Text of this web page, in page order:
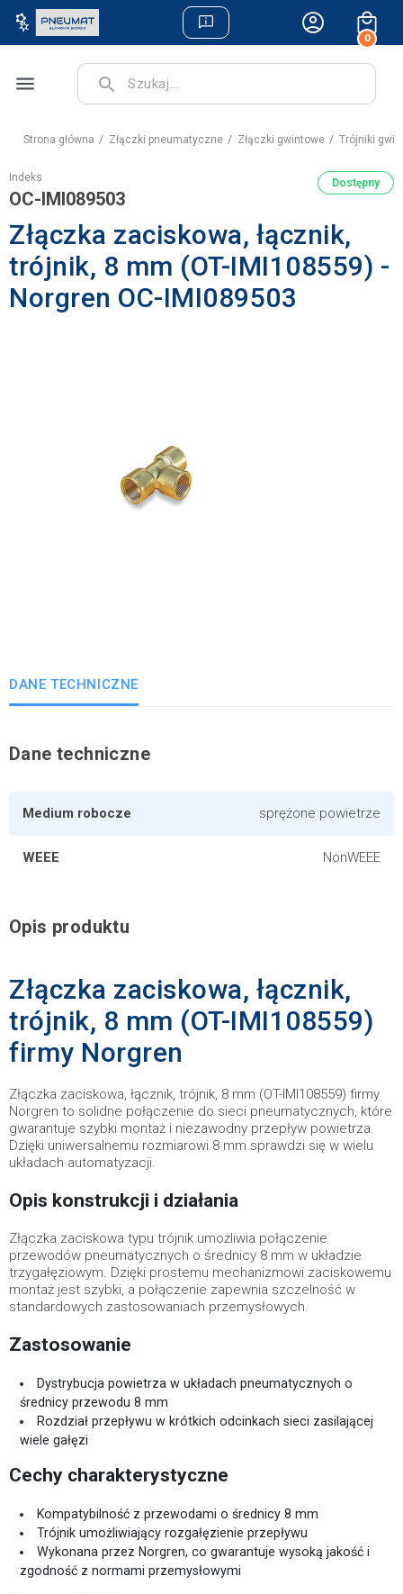
0
menu search
Strona główna Złączki pneumatyczne Złączki gwintowe Trójniki
Indeks
OC-IMI089503
Dostępny
Złączka zaciskowa, łącznik,
trójnik, 8 mm (OT-IMI108559) -
Norgren OC-IMI089503
DANE TECHNICZNE
Dane techniczne
Medium robocze sprężone powietrze
WEEE NonWEEE
Opis produktu
Złączka zaciskowa, łącznik,
trójnik, 8 mm (OT-IMI108559)
firmy Norgren
Złączka zaciskowa, łącznik, trójnik, 8 mm (OT-IMI108559) firmy
Norgren to solidne połączenie do sieci pneumatycznych, które
gwarantuje szybki montaż i niezawodny przepływ powietrza.
Dzięki uniwersalnemu rozmiarowi 8 mm sprawdzi się w wielu
układach automatyzacji.
Opis konstrukcji i działania
Złączka zaciskowa typu trójnik umożliwia połączenie
przewodów pneumatycznych o średnicy 8 mm w układzie
trzygałęziowym. Dzięki prostemu mechanizmowi zaciskowemu
montaż jest szybki, a połączenie zapewnia szczelność w
standardowych zastosowaniach przemysłowych.
Zastosowanie
Dystrybucja powietrza w układach pneumatycznych o
średnicy przewodu 8 mm
Rozdział przepływu w krótkich odcinkach sieci zasilającej
wiele gałęzi
Cechy charakterystyczne
Kompatybilność z przewodami o średnicy 8 mm
Trójnik umożliwiający rozgałęzienie przepływu
Wykonana przez Norgren, co gwarantuje wysoką jakość i
zgodność z normami przemysłowymi